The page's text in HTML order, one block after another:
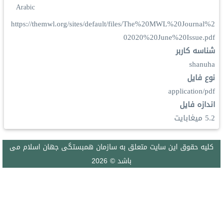
Arabic
https://themwl.org/sites/default/files/The%20MWL%20Journal%2
02020%20June%20Issue.pdf
شناسه کاربر
shanuha
نوع فایل
application/pdf
اندازه فایل
5.2 ميغابايت
كليه حقوق اين سايت متعلق به سازمان همبستگی جهان اسلام می
باشد © 2026